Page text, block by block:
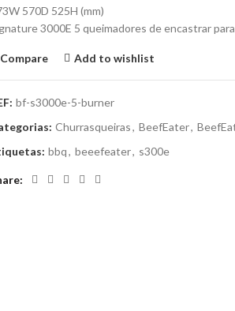
570D 525H (mm)
3000E 5 queimadores de encastrar
Compare Add to wishlist
bf-s3000e-5-burner
Churrasqueiras, BeefEater,
bbq, beeefeater, s300e